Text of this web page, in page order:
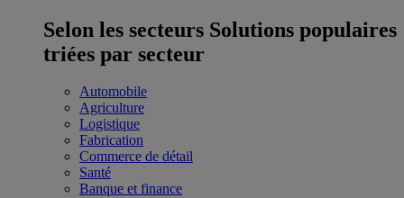
Selon les secteurs Solutions populaires
triées par secteur
Automobile
Agriculture
Logistique
Fabrication
Commerce de détail
Santé
Banque et finance